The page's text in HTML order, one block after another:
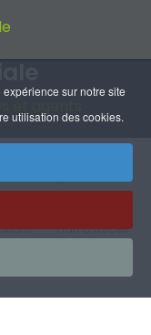
sur notre site
utilisation des cookies.
Plan d'accès